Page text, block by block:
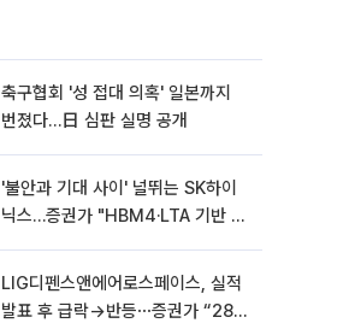
축구협회 '성 접대 의혹' 일본까지
번졌다…日 심판 실명 공개
'불안과 기대 사이' 널뛰는 SK하이
닉스…증권가 "HBM4·LTA 기반 펀
LIG디펜스앤에어로스페이스, 실적
발표 후 급락→반등⋯증권가 “28년